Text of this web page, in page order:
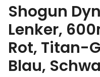
Shogun
Lenker,
Rot, Titan-
Blau,